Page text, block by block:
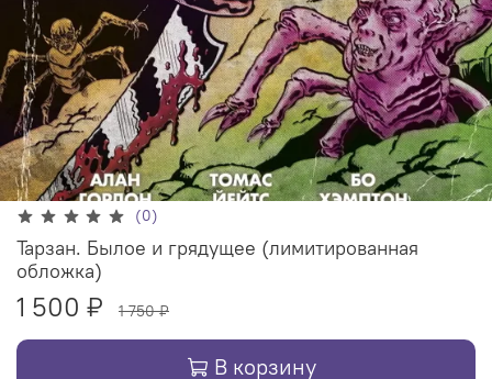
(0)
Тарзан. Былое и грядущее (лимитированная
обложка)
1 500 ₽ 1 750 ₽
В корзину